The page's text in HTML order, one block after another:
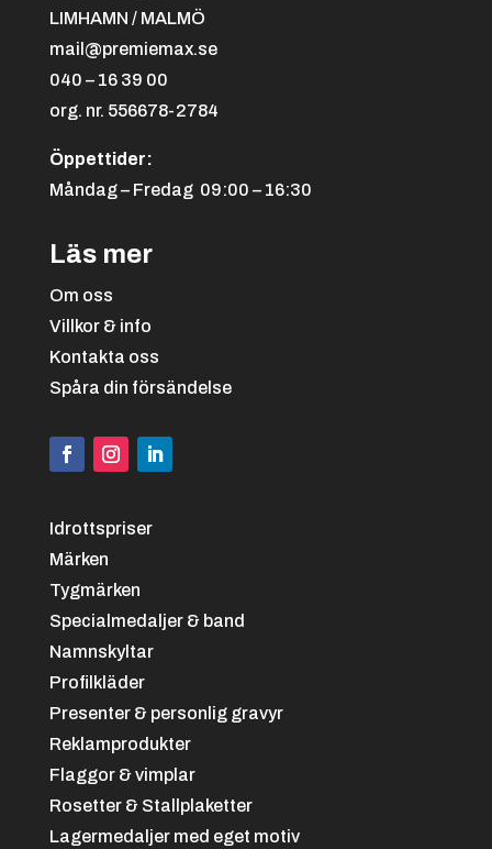
LIMHAMN / MALMÖ
mail@premiemax.se
040 – 16 39 00
org. nr. 556678-2784
Öppettider:
Måndag – Fredag 09:00 – 16:30
Läs mer
Om oss
Villkor & info
Kontakta oss
Spåra din försändelse
Idrottspriser
Märken
Tygmärken
Specialmedaljer & band
Namnskyltar
Profilkläder
Presenter & personlig gravyr
Reklamprodukter
Flaggor & vimplar
Rosetter & Stallplaketter
Lagermedaljer med eget motiv